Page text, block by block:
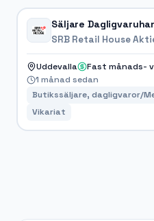
Säljare
SRB Retail House
Uddevalla
Fast månads-
1 månad sedan
Butikssäljare, dagligvaror/
Vikariat